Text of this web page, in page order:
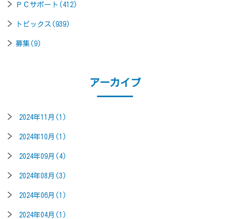
ＰＣサポート(412)
トピックス(939)
募集(9)
アーカイブ
2024年11月(1)
2024年10月(1)
2024年09月(4)
2024年08月(3)
2024年06月(1)
2024年04月(1)